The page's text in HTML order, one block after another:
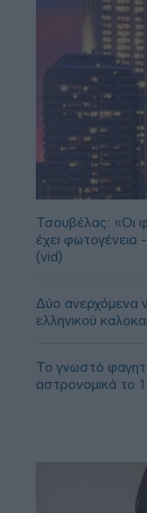
Τσουβέλας: «Οι
έχει φωτογένεια
(vid)
Δύο ανερχόμενα
ελληνικού
Το γνωστό
αστρονομικά το